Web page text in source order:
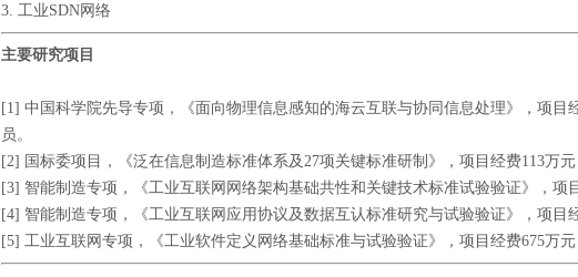
3. 工业SDN网络
主要研究项目
[1] 中国科学院先导专项，《面向物理信息感知的海云互联与协同信息处理》，项目
员。
[2] 国标委项目，《泛在信息制造标准体系及27项关键标准研制》，项目经费113万元
[3] 智能制造专项，《工业互联网网络架构基础共性和关键技术标准试验验证》，项
[4] 智能制造专项，《工业互联网应用协议及数据互认标准研究与试验验证》，项目
[5] 工业互联网专项，《工业软件定义网络基础标准与试验验证》，项目经费675万元